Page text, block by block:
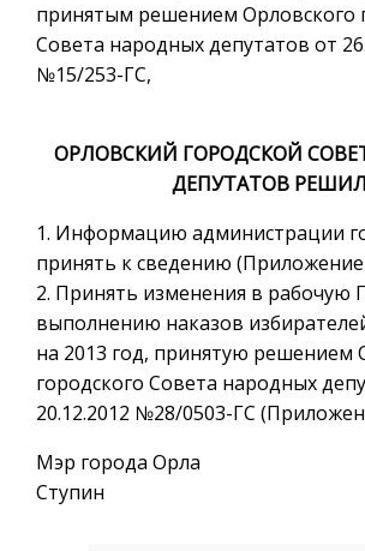
принятым решением Орловского
Совета народных депутатов от
№15/253-ГС,
ОРЛОВСКИЙ ГОРОДСКОЙ
ДЕПУТАТОВ РЕШИЛ
1. Информацию администрации
принять к сведению
2. Принять изменения в рабочую
выполнению наказов
на 2013 год, принятую решением
городского Совета народных
20.12.2012 №28/0503-ГС
Мэр города
Ступин